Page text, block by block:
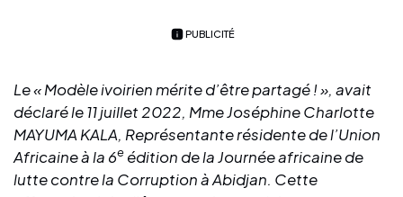
PUBLICITÉ
Le « Modèle ivoirien mérite d’être partagé ! », avait
déclaré le 11 juillet 2022, Mme Joséphine Charlotte
MAYUMA KALA, Représentante résidente de l’Union
Africaine à la 6e édition de la Journée africaine de
lutte contre la Corruption à Abidjan. Cette